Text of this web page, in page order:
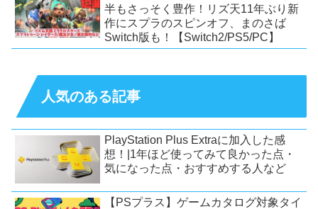
半もさっそく豊作！リズ天11年ぶり新
作にスプラのスピンオフ、まのさば
Switch版も！【Switch2/PS5/PC】
人気のある記事
PlayStation Plus Extraに加入した感
想！|1年ほど使ってみて良かった点・
気になった点・おすすめする人など
【PSプラス】ゲームカタログ対象タイ